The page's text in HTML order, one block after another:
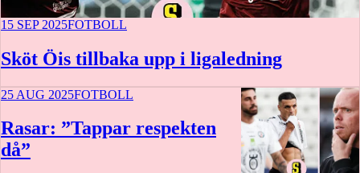
15 SEP 2025FOTBOLL
Sköt Öis tillbaka upp i ligaledning
25 AUG 2025FOTBOLL
Rasar: ”Tappar respekten
då”